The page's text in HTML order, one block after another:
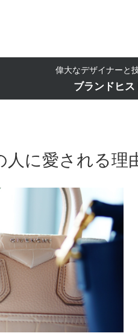
偉大なデザイナーと
ブランドヒ
に愛される理